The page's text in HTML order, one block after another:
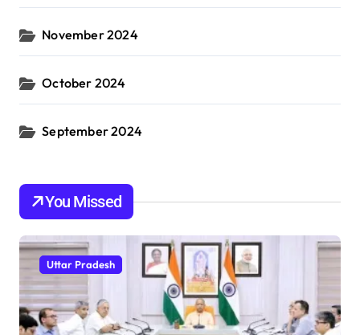
November 2024
October 2024
September 2024
You Missed
Uttar Pradesh